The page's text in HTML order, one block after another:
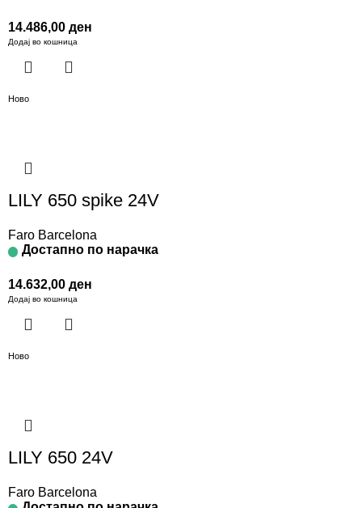
14.486,00 ден
Додај во кошница
Ново
LILY 650 spike 24V
Faro Barcelona
Достапно по нарачка
14.632,00 ден
Додај во кошница
Ново
LILY 650 24V
Faro Barcelona